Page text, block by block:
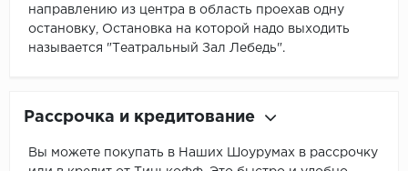
направлению из центра в область проехав одну
остановку, Остановка на которой надо выходить
называется "Театральный Зал Лебедь".
Рассрочка и кредитование
Вы можете покупать в Наших Шоурумах в рассрочку